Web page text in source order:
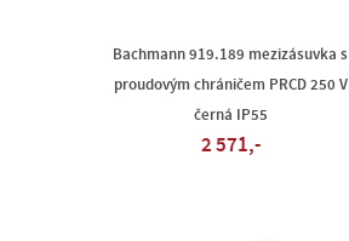
Bachmann 919.189 mezizásuvka s
proudovým chráničem PRCD 250 V
černá IP55
2 571,-